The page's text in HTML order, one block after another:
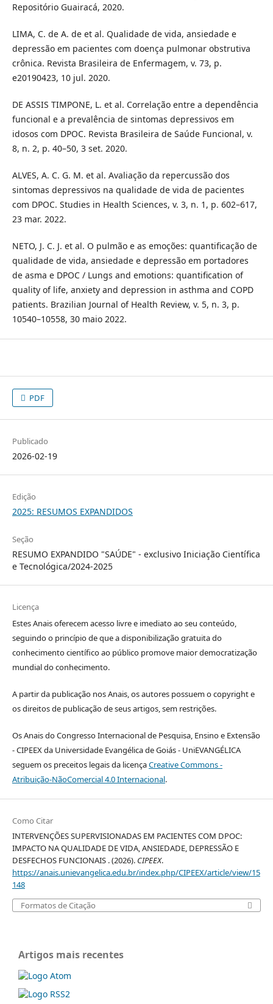
Repositório Guairacá, 2020.
LIMA, C. de A. de et al. Qualidade de vida, ansiedade e
depressão em pacientes com doença pulmonar obstrutiva
crônica. Revista Brasileira de Enfermagem, v. 73, p.
e20190423, 10 jul. 2020.
DE ASSIS TIMPONE, L. et al. Correlação entre a dependência
funcional e a prevalência de sintomas depressivos em
idosos com DPOC. Revista Brasileira de Saúde Funcional, v.
8, n. 2, p. 40–50, 3 set. 2020.
ALVES, A. C. G. M. et al. Avaliação da repercussão dos
sintomas depressivos na qualidade de vida de pacientes
com DPOC. Studies in Health Sciences, v. 3, n. 1, p. 602–617,
23 mar. 2022.
NETO, J. C. J. et al. O pulmão e as emoções: quantificação de
qualidade de vida, ansiedade e depressão em portadores
de asma e DPOC / Lungs and emotions: quantification of
quality of life, anxiety and depression in asthma and COPD
patients. Brazilian Journal of Health Review, v. 5, n. 3, p.
10540–10558, 30 maio 2022.
PDF
Publicado
2026-02-19
Edição
2025: RESUMOS EXPANDIDOS
Seção
RESUMO EXPANDIDO "SAÚDE" - exclusivo Iniciação Científica
e Tecnológica/2024-2025
Licença
Estes Anais oferecem acesso livre e imediato ao seu conteúdo,
seguindo o princípio de que a disponibilização gratuita do
conhecimento científico ao público promove maior democratização
mundial do conhecimento.
A partir da publicação nos Anais, os autores possuem o copyright e
os direitos de publicação de seus artigos, sem restrições.
Os Anais do Congresso Internacional de Pesquisa, Ensino e Extensão
- CIPEEX da Universidade Evangélica de Goiás - UniEVANGÉLICA
seguem os preceitos legais da licençaCreative Commons -
Atribuição-NãoComercial 4.0 Internacional.
Como Citar
INTERVENÇÕES SUPERVISIONADAS EM PACIENTES COM DPOC:
IMPACTO NA QUALIDADE DE VIDA, ANSIEDADE, DEPRESSÃO E
DESFECHOS FUNCIONAIS . (2026). CIPEEX.
https://anais.unievangelica.edu.br/index.php/CIPEEX/article/view/15
148
Formatos de Citação
Artigos mais recentes